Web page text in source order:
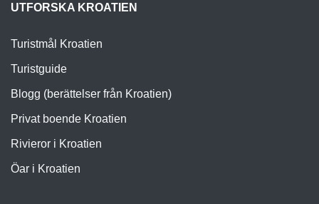
UTFORSKA KROATIEN
Turistmål Kroatien
Turistguide
Blogg (berättelser från Kroatien)
Privat boende Kroatien
Rivieror i Kroatien
Öar i Kroatien